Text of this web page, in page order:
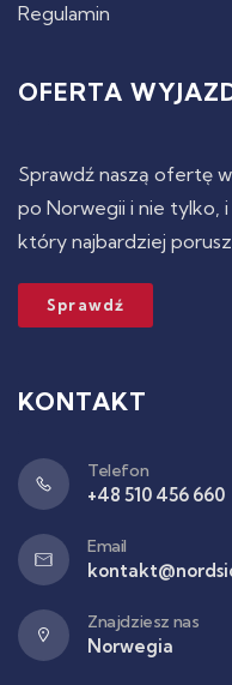
Regulamin
OFERTA
Sprawdź naszą ofertę
po Norwegii i nie tylko,
który najbardziej
Sprawdź
KONTAKT
Telefon
+48 510 456 660
Email
Znajdziesz nas
Norwegia